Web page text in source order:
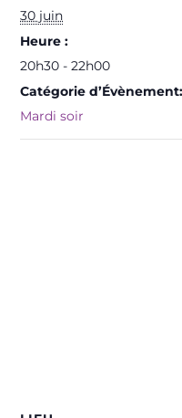
30 juin
Heure :
20h30 - 22h00
Catégorie d’Évènement:
Mardi soir